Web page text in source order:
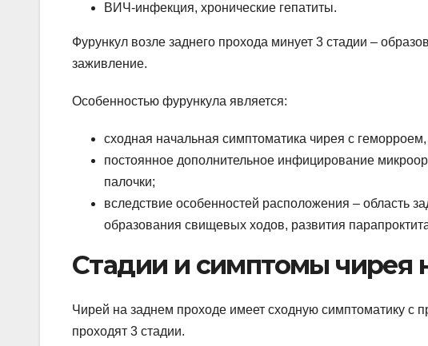
ВИЧ-инфекция, хронические гепатиты.
Фурункул возле заднего прохода минует 3 стадии –
заживление.
Особенностью фурункула является:
сходная начальная симптоматика чирея с
постоянное дополнительное инфицирование
палочки;
вследствие особенностей расположения – область
образования свищевых ходов, развития
Стадии и симптомы чирея
Чирей на заднем проходе имеет сходную симптоматику с
проходят 3 стадии.